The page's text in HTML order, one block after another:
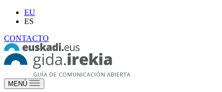
EU
ES
CONTACTO
MENÚ